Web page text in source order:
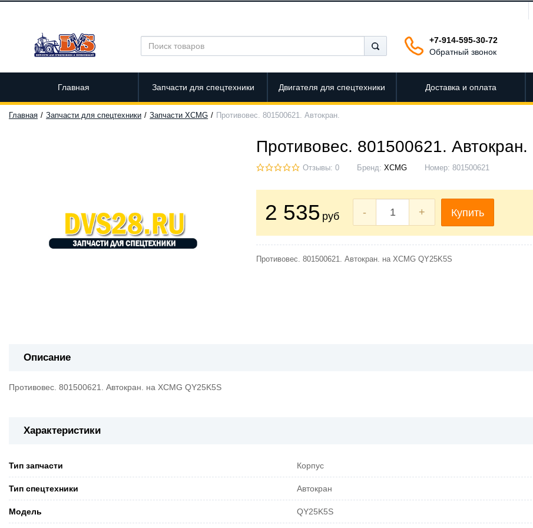
+7-914-595-30-72
Обратный звонок
Главная Запчасти для спецтехники Двигателя для спецтехники Доставка и оплата
Главная Запчасти для спецтехники Запчасти XCMG Противовес. 801500621. Автокран.
Противовес. 801500621. Автокран.
Отзывы: 0 Бренд: XCMG Номер: 801500621
2 535 руб - + Купить
Противовес. 801500621. Автокран. на XCMG QY25K5S
Описание
Противовес. 801500621. Автокран. на XCMG QY25K5S
Характеристики
Тип запчасти Корпус
Тип спецтехники Автокран
Модель QY25K5S